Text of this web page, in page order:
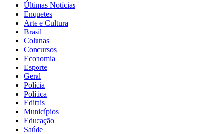
Últimas Notícias
Enquetes
Arte e Cultura
Brasil
Colunas
Concursos
Economia
Esporte
Geral
Polícia
Política
Editais
Municípios
Educação
Saúde